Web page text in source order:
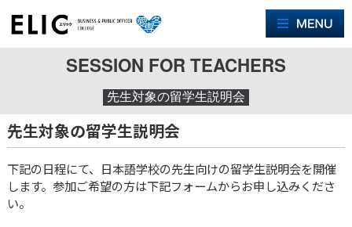
SESSION FOR TEACHERS
先生対象の留学生説明会
先生対象の留学生説明会
下記の日程にて、日本語学校の先生向けの留学生説明会を開催
します。参加ご希望の方は下記フォームからお申し込みくださ
い。